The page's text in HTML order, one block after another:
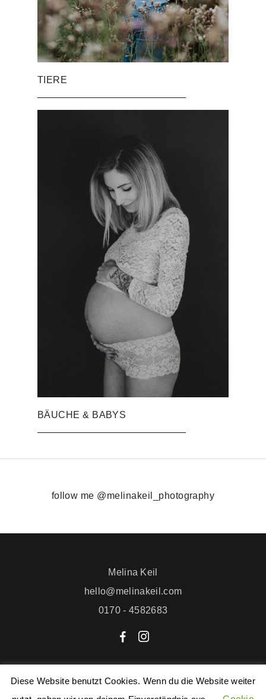
TIERE
BÄUCHE & BABYS
follow me @melinakeil_photography
Melina Keil
hello@melinakeil.com
0170 - 4582683
F I
Diese Website benutzt Cookies. Wenn du die Website weiter